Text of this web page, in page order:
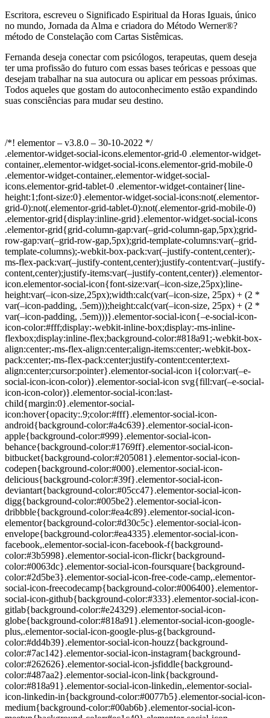
Escritora, escreveu o Significado Espiritual da Horas Iguais, único
no mundo, Jornada da Alma e criadora do Método Werner®?
método de Constelação com Cartas Sistêmicas.
Fernanda deseja conectar com psicólogos, terapeutas, quem deseja
ter uma profissão do futuro com essas bases teóricas e pessoas que
desejam trabalhar na sua autocura ou aplicar em pessoas próximas.
Todos aqueles que gostam do autoconhecimento estão expandindo
suas consciências para mudar seu destino.
/*! elementor – v3.8.0 – 30-10-2022 */
.elementor-widget-social-icons.elementor-grid-0 .elementor-widget-
container,.elementor-widget-social-icons.elementor-grid-mobile-0
.elementor-widget-container,.elementor-widget-social-
icons.elementor-grid-tablet-0 .elementor-widget-container{line-
height:1;font-size:0}.elementor-widget-social-icons:not(.elementor-
grid-0):not(.elementor-grid-tablet-0):not(.elementor-grid-mobile-0)
.elementor-grid{display:inline-grid}.elementor-widget-social-icons
.elementor-grid{grid-column-gap:var(–grid-column-gap,5px);grid-
row-gap:var(–grid-row-gap,5px);grid-template-columns:var(–grid-
template-columns);-webkit-box-pack:var(–justify-content,center);-
ms-flex-pack:var(–justify-content,center);justify-content:var(–justify-
content,center);justify-items:var(–justify-content,center)}.elementor-
icon.elementor-social-icon{font-size:var(–icon-size,25px);line-
height:var(–icon-size,25px);width:calc(var(–icon-size, 25px) + (2 *
var(–icon-padding, .5em)));height:calc(var(–icon-size, 25px) + (2 *
var(–icon-padding, .5em)))}.elementor-social-icon{–e-social-icon-
icon-color:#fff;display:-webkit-inline-box;display:-ms-inline-
flexbox;display:inline-flex;background-color:#818a91;-webkit-box-
align:center;-ms-flex-align:center;align-items:center;-webkit-box-
pack:center;-ms-flex-pack:center;justify-content:center;text-
align:center;cursor:pointer}.elementor-social-icon i{color:var(–e-
social-icon-icon-color)}.elementor-social-icon svg{fill:var(–e-social-
icon-icon-color)}.elementor-social-icon:last-
child{margin:0}.elementor-social-
icon:hover{opacity:.9;color:#fff}.elementor-social-icon-
android{background-color:#a4c639}.elementor-social-icon-
apple{background-color:#999}.elementor-social-icon-
behance{background-color:#1769ff}.elementor-social-icon-
bitbucket{background-color:#205081}.elementor-social-icon-
codepen{background-color:#000}.elementor-social-icon-
delicious{background-color:#39f}.elementor-social-icon-
deviantart{background-color:#05cc47}.elementor-social-icon-
digg{background-color:#005be2}.elementor-social-icon-
dribbble{background-color:#ea4c89}.elementor-social-icon-
elementor{background-color:#d30c5c}.elementor-social-icon-
envelope{background-color:#ea4335}.elementor-social-icon-
facebook,.elementor-social-icon-facebook-f{background-
color:#3b5998}.elementor-social-icon-flickr{background-
color:#0063dc}.elementor-social-icon-foursquare{background-
color:#2d5be3}.elementor-social-icon-free-code-camp,.elementor-
social-icon-freecodecamp{background-color:#006400}.elementor-
social-icon-github{background-color:#333}.elementor-social-icon-
gitlab{background-color:#e24329}.elementor-social-icon-
globe{background-color:#818a91}.elementor-social-icon-google-
plus,.elementor-social-icon-google-plus-g{background-
color:#dd4b39}.elementor-social-icon-houzz{background-
color:#7ac142}.elementor-social-icon-instagram{background-
color:#262626}.elementor-social-icon-jsfiddle{background-
color:#487aa2}.elementor-social-icon-link{background-
color:#818a91}.elementor-social-icon-linkedin,.elementor-social-
icon-linkedin-in{background-color:#0077b5}.elementor-social-icon-
medium{background-color:#00ab6b}.elementor-social-icon-